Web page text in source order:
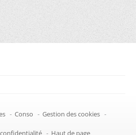
- Conso - Gestion des cookies -
- Haut de page